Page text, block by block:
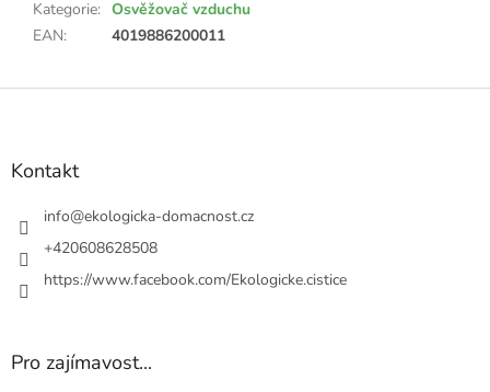
Kategorie: Osvěžovač vzduchu
EAN: 4019886200011
Z
Kontakt
info@ekologicka-domacnost.cz
+420608628508
https://www.facebook.com/Ekologicke.cistice
Pro zajímavost...